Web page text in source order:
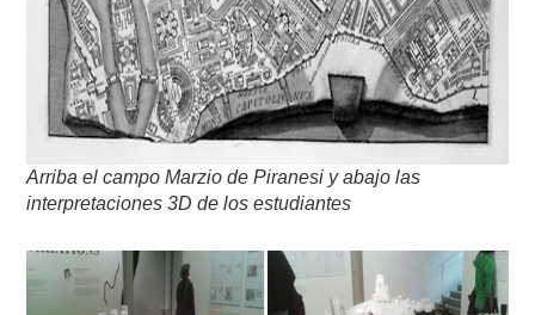
Arriba el campo Marzio de Piranesi y abajo las
interpretaciones 3D de los estudiantes